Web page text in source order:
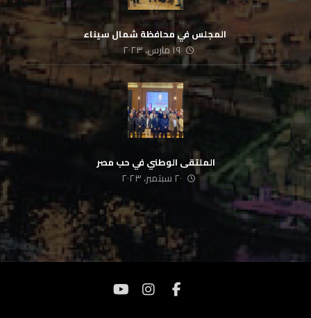
‏ المجلس في محافظة شمال سيناء
١٩ مارس، ٢٠٢٣
الملتقى الوطني في حب مصر
٢٠ سبتمبر، ٢٠٢٣